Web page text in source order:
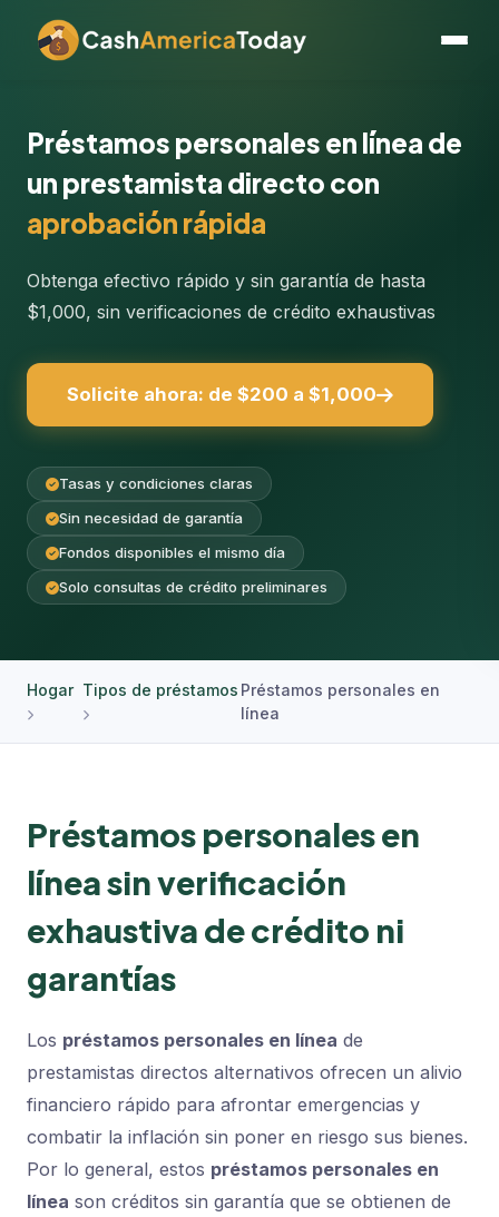
Préstamos personales en línea de
un prestamista directo con
aprobación rápida
Obtenga efectivo rápido y sin garantía de hasta
$1,000, sin verificaciones de crédito exhaustivas
Solicite ahora: de $200 a $1,000
Tasas y condiciones claras
Sin necesidad de garantía
Fondos disponibles el mismo día
Solo consultas de crédito preliminares
Hogar Tipos de préstamos Préstamos personales en
línea
Préstamos personales en
línea sin verificación
exhaustiva de crédito ni
garantías
Los préstamos personales en línea de
prestamistas directos alternativos ofrecen un alivio
financiero rápido para afrontar emergencias y
combatir la inflación sin poner en riesgo sus bienes.
Por lo general, estos préstamos personales en
línea son créditos sin garantía que se obtienen de